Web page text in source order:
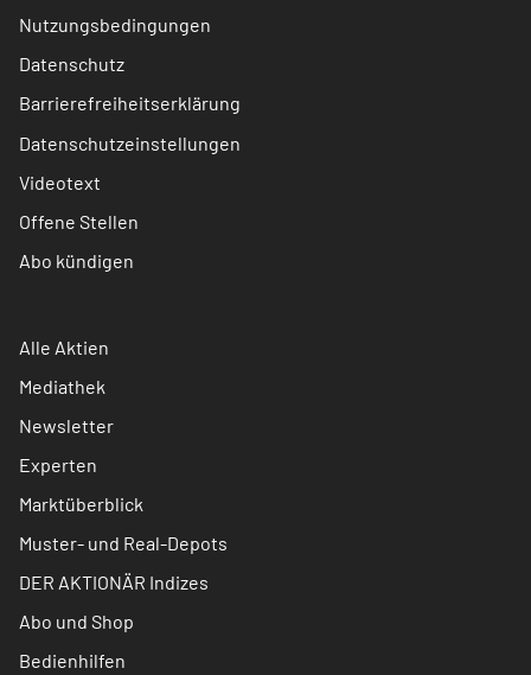
Nutzungsbedingungen
Datenschutz
Barrierefreiheitserklärung
Datenschutzeinstellungen
Videotext
Offene Stellen
Abo kündigen
Alle Aktien
Mediathek
Newsletter
Experten
Marktüberblick
Muster- und Real-Depots
DER AKTIONÄR Indizes
Abo und Shop
Bedienhilfen